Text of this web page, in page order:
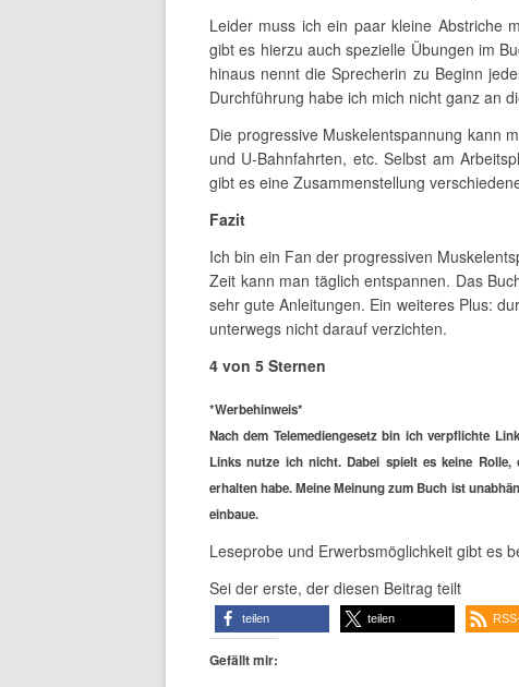
Leider muss ich ein paar kleine Abstriche
gibt es hierzu auch spezielle Übungen im
hinaus nennt die Sprecherin zu Beginn
Durchführung habe ich mich nicht ganz an
Die progressive Muskelentspannung kann
und U-Bahnfahrten, etc. Selbst am
gibt es eine Zusammenstellung
Fazit
Ich bin ein Fan der progressiven
Zeit kann man täglich entspannen. Das
sehr gute Anleitungen. Ein weiteres Plus:
unterwegs nicht darauf verzichten.
4 von 5 Sternen
*Werbehinweis*
Nach dem Telemediengesetz bin ich verpflichte
Links nutze ich nicht. Dabei spielt es keine
erhalten habe. Meine Meinung zum Buch ist
einbaue.
Leseprobe und Erwerbsmöglichkeit gibt es
Sei der erste, der diesen Beitrag teilt
teilen teilen
Gefällt mir: